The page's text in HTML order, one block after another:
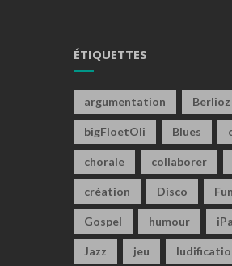
ÉTIQUETTES
argumentation Berlioz
bigFloetOli Blues
chorale collaborer
création Disco
Gospel humour
Jazz jeu